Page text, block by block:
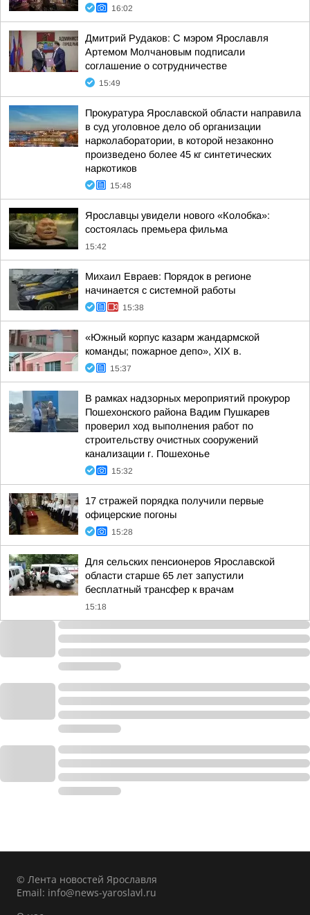
16:02
Дмитрий Рудаков: С мэром Ярославля
Артемом Молчановым подписали
соглашение о сотрудничестве
15:49
Прокуратура Ярославской области направила
в суд уголовное дело об организации
нарколаборатории, в которой незаконно
произведено более 45 кг синтетических
наркотиков
15:48
Ярославцы увидели нового «Колобка»:
состоялась премьера фильма
15:42
Михаил Евраев: Порядок в регионе
начинается с системной работы
15:38
«Южный корпус казарм жандармской
команды; пожарное депо», XIX в.
15:37
В рамках надзорных мероприятий прокурор
Пошехонского района Вадим Пушкарев
проверил ход выполнения работ по
строительству очистных сооружений
канализации г. Пошехонье
15:32
17 стражей порядка получили первые
офицерские погоны
15:28
Для сельских пенсионеров Ярославской
области старше 65 лет запустили
бесплатный трансфер к врачам
15:18
© Лента новостей Ярославля
Email: info@news-yaroslavl.ru